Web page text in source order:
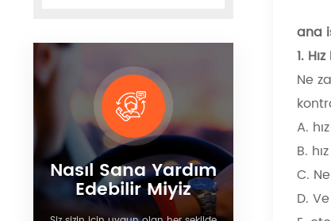
ana
1.
Ne
A.
B.
C.
D.
Nasıl Sana Yardım
Edebilir Miyiz